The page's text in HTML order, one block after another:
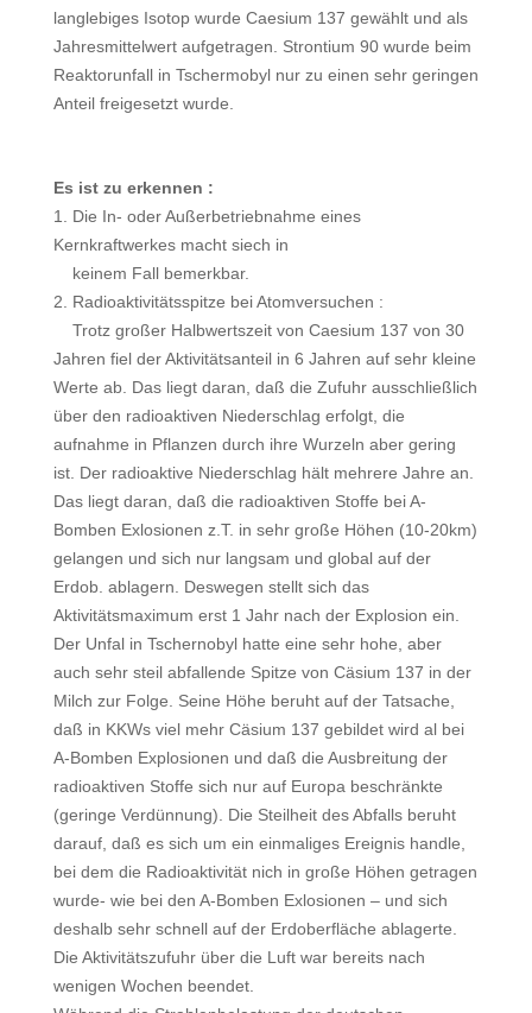
langlebiges Isotop wurde Caesium 137 gewählt und als
Jahresmittelwert aufgetragen. Strontium 90 wurde beim
Reaktorunfall in Tschermobyl nur zu einen sehr geringen
Anteil freigesetzt wurde.
Es ist zu erkennen :
1. Die In- oder Außerbetriebnahme eines
Kernkraftwerkes macht siech in
keinem Fall bemerkbar.
2. Radioaktivitätsspitze bei Atomversuchen :
Trotz großer Halbwertszeit von Caesium 137 von 30
Jahren fiel der Aktivitätsanteil in 6 Jahren auf sehr kleine
Werte ab. Das liegt daran, daß die Zufuhr ausschließlich
über den radioaktiven Niederschlag erfolgt, die
aufnahme in Pflanzen durch ihre Wurzeln aber gering
ist. Der radioaktive Niederschlag hält mehrere Jahre an.
Das liegt daran, daß die radioaktiven Stoffe bei A-
Bomben Exlosionen z.T. in sehr große Höhen (10-20km)
gelangen und sich nur langsam und global auf der
Erdob. ablagern. Deswegen stellt sich das
Aktivitätsmaximum erst 1 Jahr nach der Explosion ein.
Der Unfal in Tschernobyl hatte eine sehr hohe, aber
auch sehr steil abfallende Spitze von Cäsium 137 in der
Milch zur Folge. Seine Höhe beruht auf der Tatsache,
daß in KKWs viel mehr Cäsium 137 gebildet wird al bei
A-Bomben Explosionen und daß die Ausbreitung der
radioaktiven Stoffe sich nur auf Europa beschränkte
(geringe Verdünnung). Die Steilheit des Abfalls beruht
darauf, daß es sich um ein einmaliges Ereignis handle,
bei dem die Radioaktivität nich in große Höhen getragen
wurde- wie bei den A-Bomben Exlosionen – und sich
deshalb sehr schnell auf der Erdoberfläche ablagerte.
Die Aktivitätszufuhr über die Luft war bereits nach
wenigen Wochen beendet.